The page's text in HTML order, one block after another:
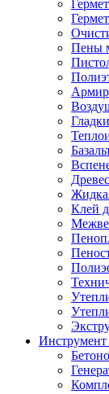
Пены
Клей
Инструмент